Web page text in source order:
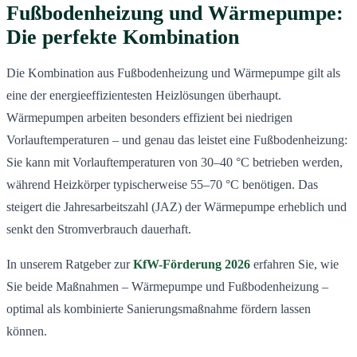
Fußbodenheizung und Wärmepumpe:
Die perfekte Kombination
Die Kombination aus Fußbodenheizung und Wärmepumpe gilt als
eine der energieeffizientesten Heizlösungen überhaupt.
Wärmepumpen arbeiten besonders effizient bei niedrigen
Vorlauftemperaturen – und genau das leistet eine Fußbodenheizung:
Sie kann mit Vorlauftemperaturen von 30–40 °C betrieben werden,
während Heizkörper typischerweise 55–70 °C benötigen. Das
steigert die Jahresarbeitszahl (JAZ) der Wärmepumpe erheblich und
senkt den Stromverbrauch dauerhaft.
In unserem Ratgeber zurKfW-Förderung 2026 erfahren Sie, wie
Sie beide Maßnahmen – Wärmepumpe und Fußbodenheizung –
optimal als kombinierte Sanierungsmaßnahme fördern lassen
können.